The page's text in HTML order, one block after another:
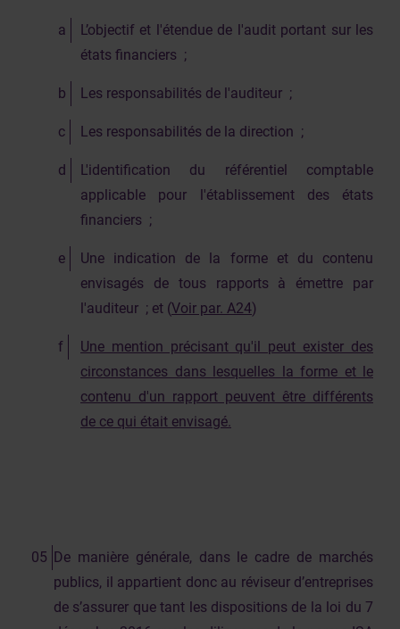
L’objectif et l'étendue de l'audit portant sur les
états financiers ;
Les responsabilités de l'auditeur ;
Les responsabilités de la direction ;
L'identification du référentiel comptable
applicable pour l'établissement des états
financiers ;
Une indication de la forme et du contenu
envisagés de tous rapports à émettre par
l'auditeur ; et (Voir par. A24)
Une mention précisant qu'il peut exister des
circonstances dans lesquelles la forme et le
contenu d'un rapport peuvent être différents
de ce qui était envisagé.
De manière générale, dans le cadre de marchés
publics, il appartient donc au réviseur d’entreprises
de s’assurer que tant les dispositions de la loi du 7